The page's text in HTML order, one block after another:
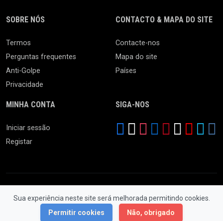
Sua experiência neste site será melhorada permitindo cookies.
Permitir cookies
Não, obrigado
SOBRE NÓS
Termos
Perguntas frequentes
Anti-Golpe
Privacidade
CONTACTO & MAPA DO SITE
Contacte-nos
Mapa do site
Países
MINHA CONTA
Iniciar sessão
Registar
SIGA-NOS
© 2026 Feira da Ladra. Todos os Direitos Reservados.